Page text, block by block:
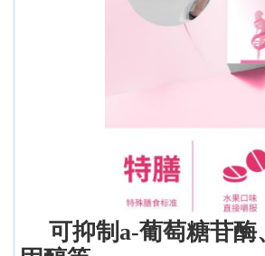
可抑制a-葡萄糖苷